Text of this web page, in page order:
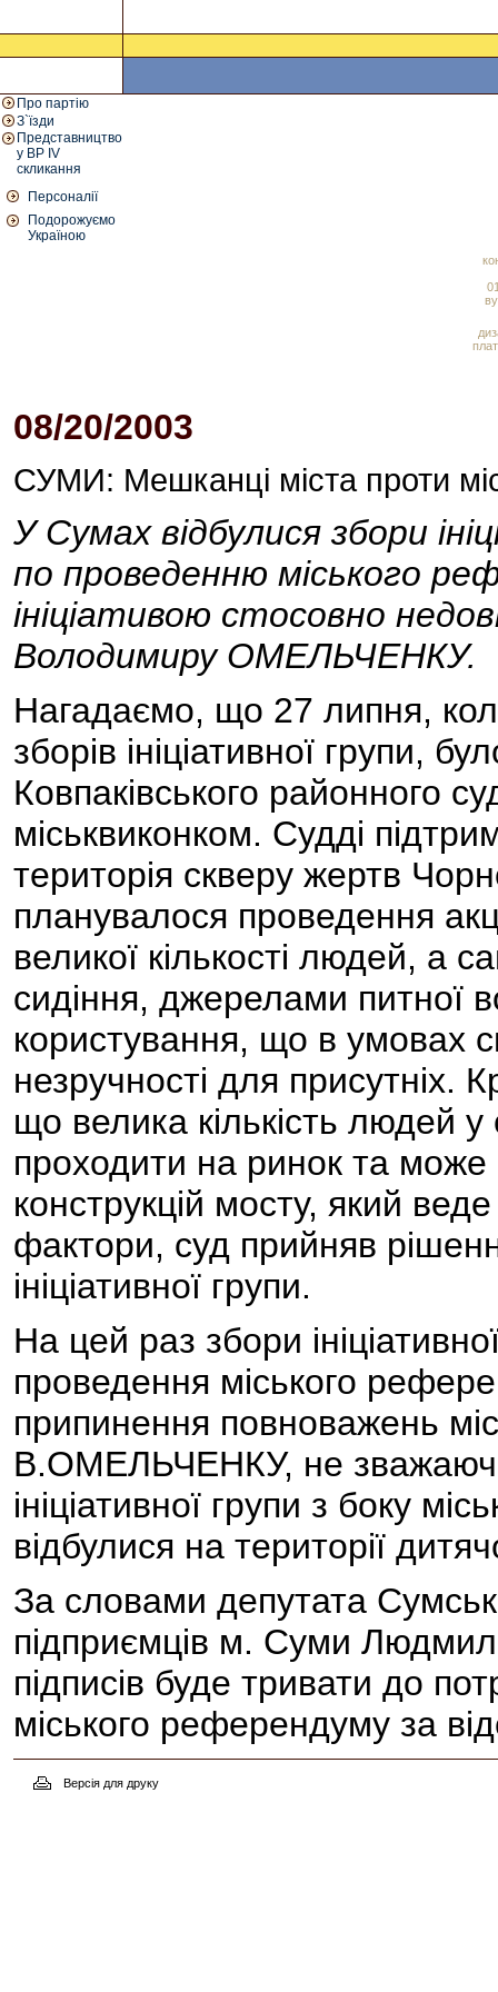
Про партію
З`їзди
Представництво
у ВР IV
скликання
Персоналії
Подорожуємо
Україною
08/20/2003
СУМИ: Мешканці міста проти
У Сумах відбулися збори
по проведенню міського
ініціативою стосовно
Володимиру ОМЕЛЬЧЕНКУ.
Нагадаємо, що 27 липня,
зборів ініціативної групи,
Ковпаківського районного
міськвиконком. Судді
територія скверу жертв
планувалося проведення
великої кількості людей, а
сидіння, джерелами питної
користування, що в умовах
незручності для присутніх.
що велика кількість людей
проходити на ринок та
конструкцій мосту, який
фактори, суд прийняв
ініціативної групи.
На цей раз збори
проведення міського
припинення повноважень
В.ОМЕЛЬЧЕНКУ, не зважаючи
ініціативної групи з боку
відбулися на території
За словами депутата
підприємців м. Суми
підписів буде тривати до
міського референдуму за
Версія для друку